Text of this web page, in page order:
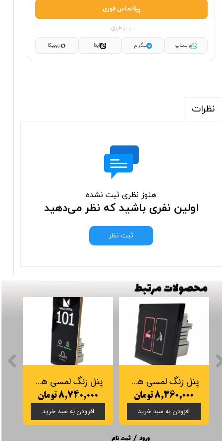
تماس فوری
یا از طریق
واتساپ تلگرام ایتا روبیکا
نظرات
هنوز نظری ثبت نشده
اولین نفری باشید که نظر می‌دهید
ثبت نظر
پنل زنگ لمسی هتلی
۸,۷۴۰,۰۰۰ تومان
افزودن به سبد خرید
پنل زنگ لمسی هتلی داخلی
۸,۳۶۰,۰۰۰ تومان
افزودن به سبد خرید